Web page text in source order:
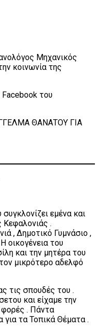
Μηχανικός
κοινωνία της
του
ΘΑΝΑΤΟΥ ΓΙΑ
εμένα και
Κεφαλονιάς .
, Δημοτικό Γυμνάσιο ,
οικογένεια του
και την μητέρα του
μικρότερο αδελφό
τις σπουδές του .
και είχαμε την
φορές . Πάντα
για τα Τοπικά Θέματα .